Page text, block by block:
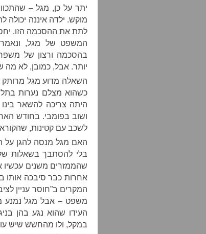
יתר על כן, מגל –
לתת את ההסכמה הזו.
המשפט של מגל, ונאמר
יותר. אבל, כמובן, לא מה
השאלה מדוע מגל מרותק
כשהוא מצלם נערות בתל
היתה צריכה להשאר
ושוב בפומבי. בחודש
לשכב עם קטינות,
בלי להסתבך בשאלות
שהממזרים משנים עכשיו
אחרות כבר סיבכה
המקרים ב”חוסר עניין
משפט – אבל מגל נמנע
העידו שהוא נגע בהן
במקל, ולו מהחשש שיש